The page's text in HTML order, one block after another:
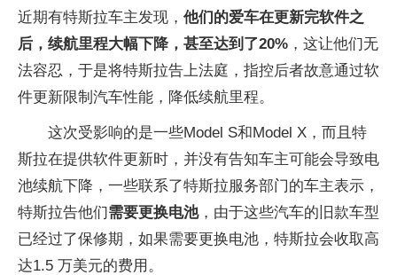
近期有特斯拉车主发现， 他们的爱车在更新完软件之
后，续航里程大幅下降，甚至达到了20% ，这让他们无
法容忍，于是将特斯拉告上法庭，指控后者故意通过软
件更新限制汽车性能，降低续航里程。
这次受影响的是一些Model S和Model X，而且特
斯拉在提供软件更新时，并没有告知车主可能会导致电
池续航下降，一些联系了特斯拉服务部门的车主表示，
特斯拉告他们需要更换电池，由于这些汽车的旧款车型
已经过了保修期，如果需要更换电池，特斯拉会收取高
达1.5 万美元的费用。